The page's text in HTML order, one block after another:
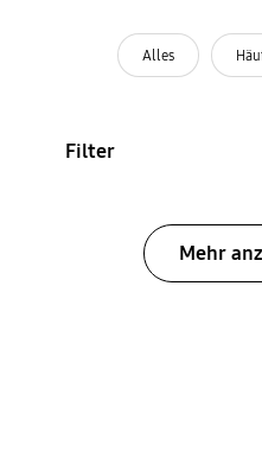
Alles
Filter
Mehr